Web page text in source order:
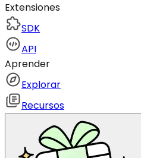
Extensiones
SDK
API
Aprender
Explorar
Recursos